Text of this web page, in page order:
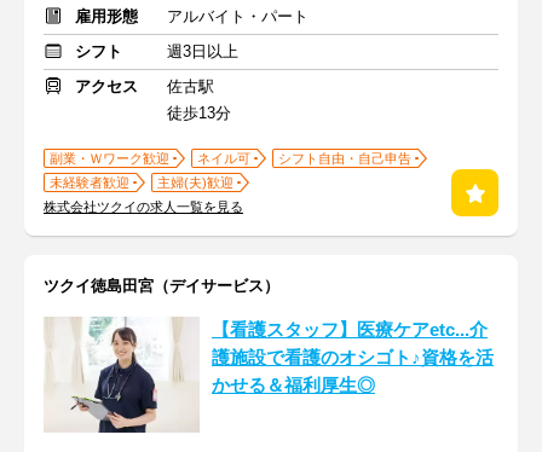
雇用形態
アルバイト・パート
シフト
週3日以上
アクセス
佐古駅
徒歩13分
副業・Ｗワーク歓迎 ネイル可
シフト自由・自己申告
未経験者歓迎
主婦(夫)歓迎
株式会社ツクイの求人一覧を見る
ツクイ徳島田宮（デイサービス）
【看護スタッフ】医療ケアetc...介
護施設で看護のオシゴト♪資格を活
かせる＆福利厚生◎